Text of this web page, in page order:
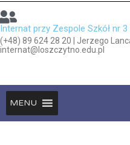
Internat przy Zespole Szkół nr
(+48) 89 624 28 20 | Jerzego
internat@loszczytno.edu.pl
MENU